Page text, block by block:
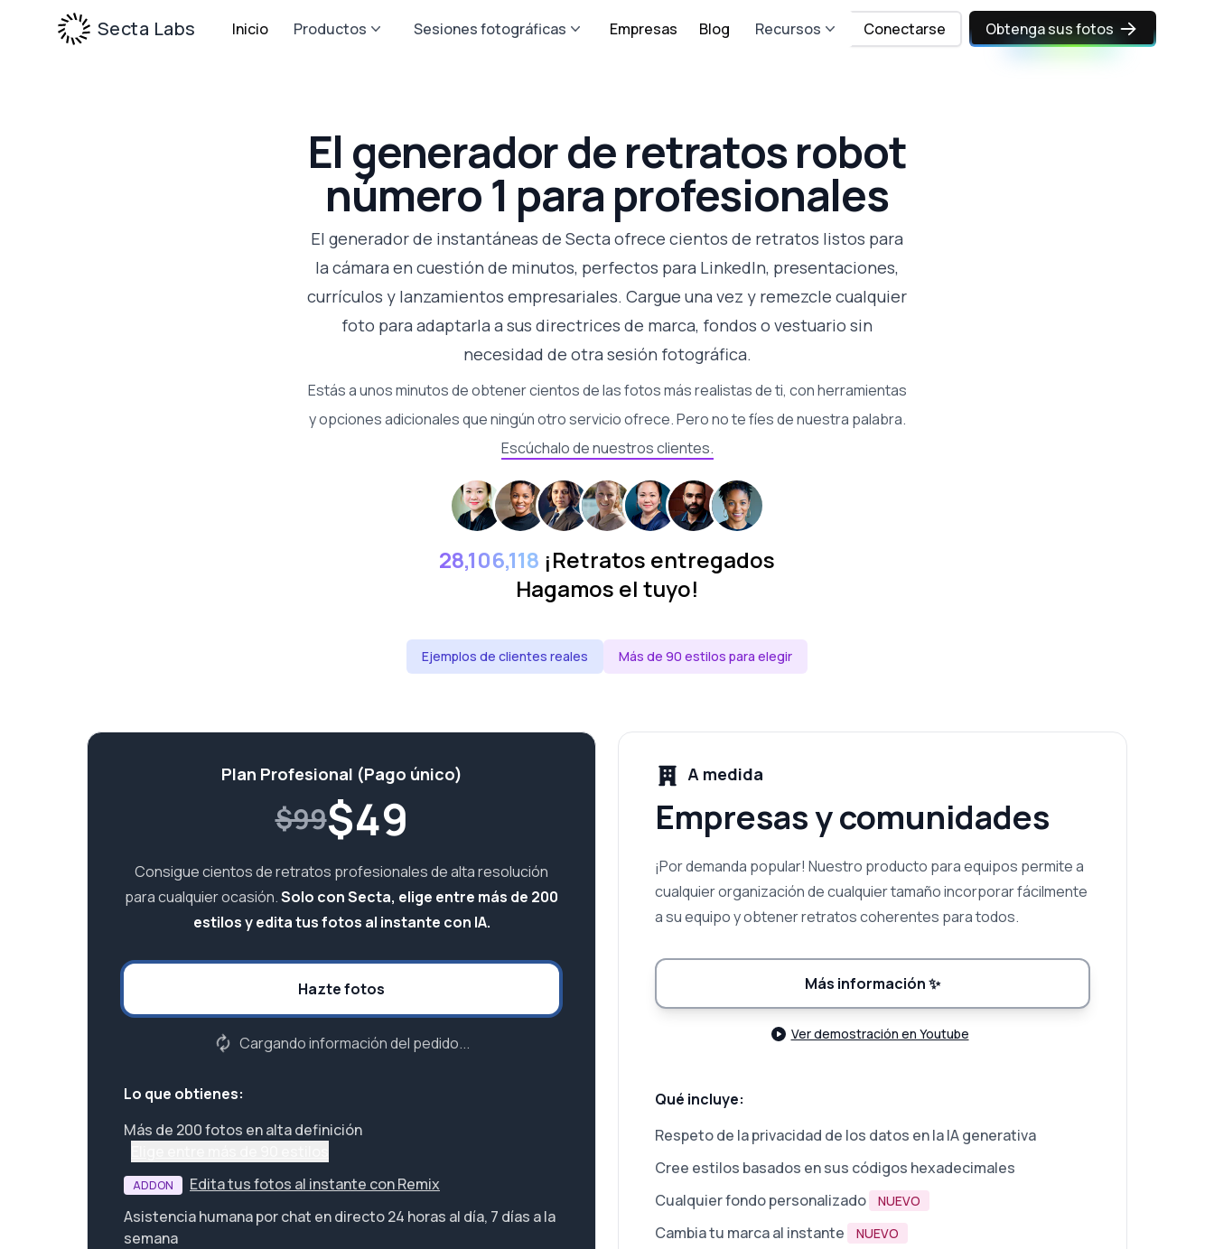
Secta Labs Inicio Productos Sesiones fotográficas Empresas Blog Recursos Conectarse Obtenga sus fotos
El generador de retratos robot
número 1 para profesionales
El generador de instantáneas de Secta ofrece cientos de retratos listos para
la cámara en cuestión de minutos, perfectos para LinkedIn, presentaciones,
currículos y lanzamientos empresariales. Cargue una vez y remezcle cualquier
foto para adaptarla a sus directrices de marca, fondos o vestuario sin
necesidad de otra sesión fotográfica.
Estás a unos minutos de obtener cientos de las fotos más realistas de ti, con herramientas
y opciones adicionales que ningún otro servicio ofrece. Pero no te fíes de nuestra palabra.
Escúchalo de nuestros clientes.
28,106,118 ¡Retratos entregados
Hagamos el tuyo!
Ejemplos de clientes reales Más de 90 estilos para elegir
Plan Profesional (Pago único)
$99$49
Consigue cientos de retratos profesionales de alta resolución
para cualquier ocasión.Solo con Secta, elige entre más de 200
estilos y edita tus fotos al instante con IA.
Hazte fotos
Cargando información del pedido...
Lo que obtienes:
Más de 200 fotos en alta definición
ADDON
Edita tus fotos al instante con Remix
Asistencia humana por chat en directo 24 horas al día, 7 días a la
semana
A medida
Empresas y comunidades
¡Por demanda popular! Nuestro producto para equipos permite a
cualquier organización de cualquier tamaño incorporar fácilmente
a su equipo y obtener retratos coherentes para todos.
Más información✨
Ver demostración en Youtube
Qué incluye:
Respeto de la privacidad de los datos en la IA generativa
Cree estilos basados en sus códigos hexadecimales
Cualquier fondo personalizado
NUEVO
Cambia tu marca al instante NUEVO